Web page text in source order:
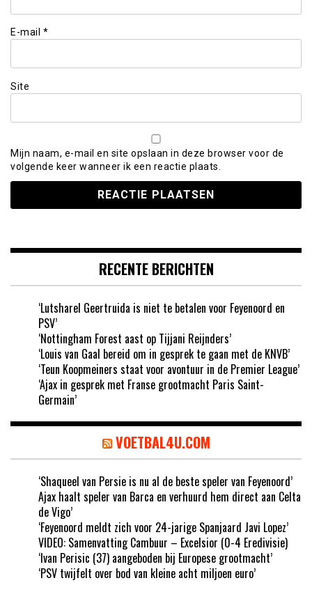
E-mail *
Site
Mijn naam, e-mail en site opslaan in deze browser voor de
volgende keer wanneer ik een reactie plaats.
RECENTE BERICHTEN
‘Lutsharel Geertruida is niet te betalen voor Feyenoord en
PSV’
‘Nottingham Forest aast op Tijjani Reijnders’
‘Louis van Gaal bereid om in gesprek te gaan met de KNVB’
‘Teun Koopmeiners staat voor avontuur in de Premier League’
‘Ajax in gesprek met Franse grootmacht Paris Saint-
Germain’
VOETBAL4U.COM
‘Shaqueel van Persie is nu al de beste speler van Feyenoord’
Ajax haalt speler van Barca en verhuurd hem direct aan Celta
de Vigo’
‘Feyenoord meldt zich voor 24-jarige Spanjaard Javi Lopez’
VIDEO: Samenvatting Cambuur – Excelsior (0-4 Eredivisie)
‘Ivan Perisic (37) aangeboden bij Europese grootmacht’
‘PSV twijfelt over bod van kleine acht miljoen euro’